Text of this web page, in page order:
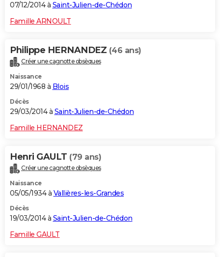
07/12/2014 à Saint-Julien-de-Chédon
Famille ARNOULT
Philippe HERNANDEZ (46 ans)
Créer une cagnotte obsèques
Naissance
29/01/1968 à Blois
Décès
29/03/2014 à Saint-Julien-de-Chédon
Famille HERNANDEZ
Henri GAULT (79 ans)
Créer une cagnotte obsèques
Naissance
05/05/1934 à Vallières-les-Grandes
Décès
19/03/2014 à Saint-Julien-de-Chédon
Famille GAULT